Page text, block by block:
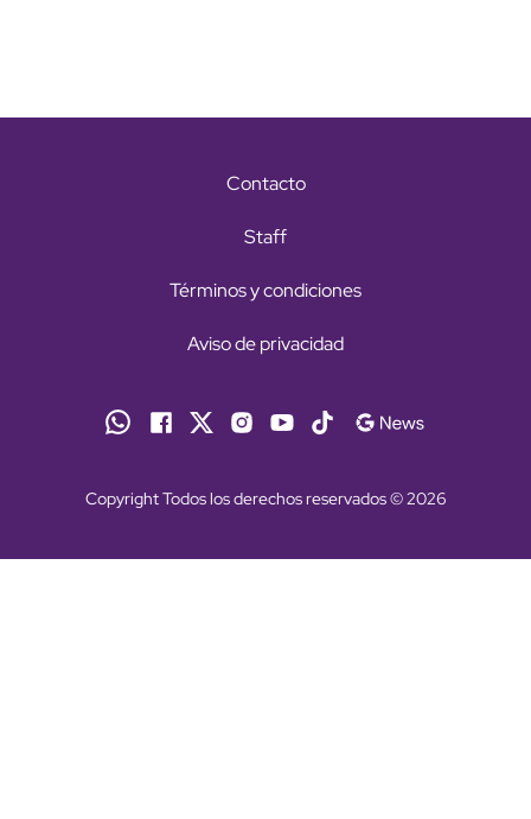
Contacto
Staff
Términos y condiciones
Aviso de privacidad
Copyright Todos los derechos reservados © 2026